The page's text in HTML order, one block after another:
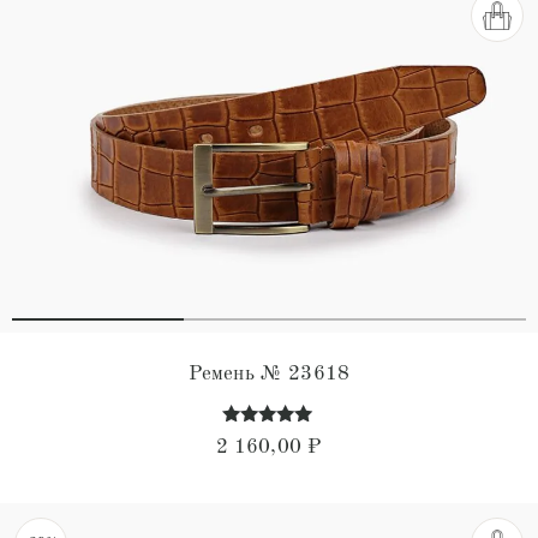
Ремень № 23618
Оценка
4.91
2 160,00 ₽